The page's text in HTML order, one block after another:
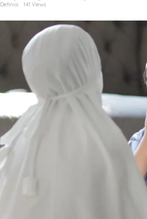
Tanggung
Definisi
141 Views